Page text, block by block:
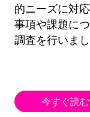
的ニーズに対
事項や課題に
調査を行いまし
今すぐ読む